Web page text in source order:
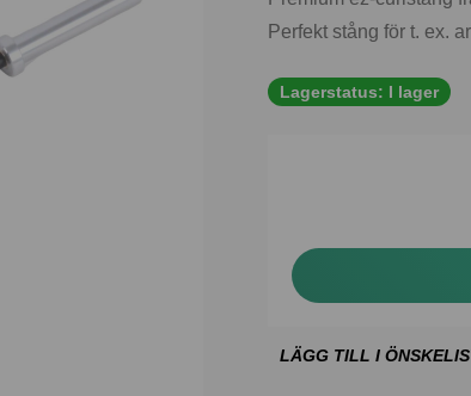
Perfekt stång för t. ex.
Lagerstatus: I lager